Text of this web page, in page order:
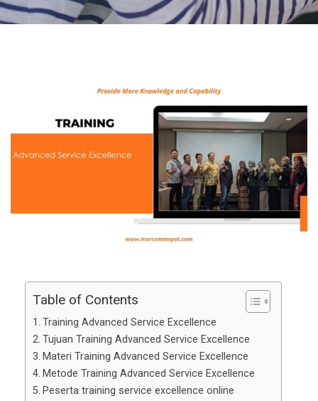
Table of Contents
Training Advanced Service Excellence
Tujuan Training Advanced Service Excellence
Materi Training Advanced Service Excellence
Metode Training Advanced Service Excellence
Peserta training service excellence online